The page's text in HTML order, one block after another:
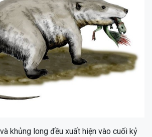
khủng long đều xuất hiện vào cuối kỷ